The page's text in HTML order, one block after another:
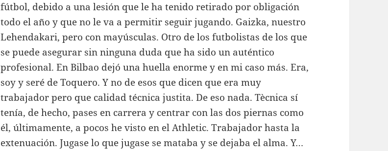
fútbol, debido a una lesión que le ha tenido retirado por obligación
todo el año y que no le va a permitir seguir jugando. Gaizka, nuestro
Lehendakari, pero con mayúsculas. Otro de los futbolistas de los que
se puede asegurar sin ninguna duda que ha sido un auténtico
profesional. En Bilbao dejó una huella enorme y en mi caso más. Era,
soy y seré de Toquero. Y no de esos que dicen que era muy
trabajador pero que calidad técnica justita. De eso nada. Tècnica sí
tenía, de hecho, pases en carrera y centrar con las dos piernas como
él, últimamente, a pocos he visto en el Athletic. Trabajador hasta la
extenuación. Jugase lo que jugase se mataba y se dejaba el alma. Y…